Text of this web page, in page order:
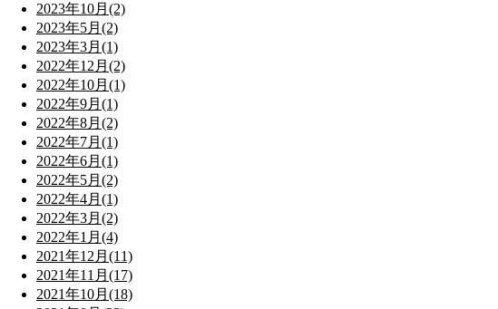
2023年10月(2)
2023年5月(2)
2023年3月(1)
2022年12月(2)
2022年10月(1)
2022年9月(1)
2022年8月(2)
2022年7月(1)
2022年6月(1)
2022年5月(2)
2022年4月(1)
2022年3月(2)
2022年1月(4)
2021年12月(11)
2021年11月(17)
2021年10月(18)